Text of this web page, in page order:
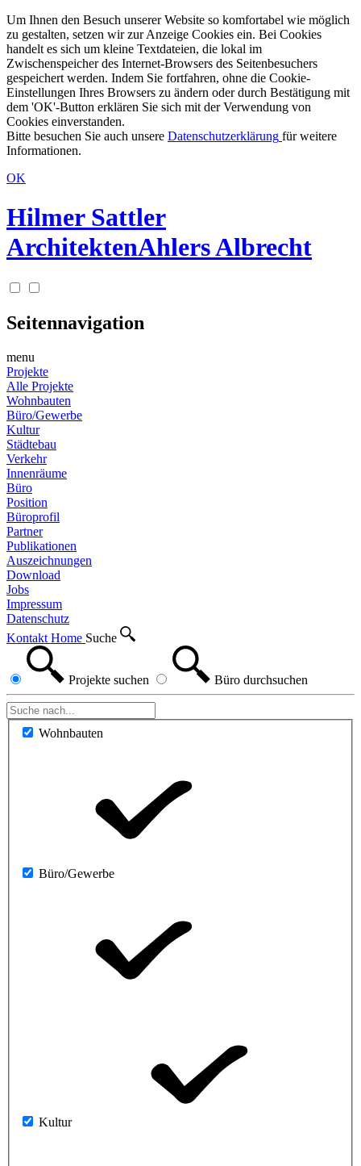
Um Ihnen den Besuch unserer Website so komfortabel wie möglich
zu gestalten, setzen wir zur Anzeige Cookies ein. Bei Cookies
handelt es sich um kleine Textdateien, die lokal im
Zwischenspeicher des Internet-Browsers des Seitenbesuchers
gespeichert werden. Indem Sie fortfahren, ohne die Cookie-
Einstellungen Ihres Browsers zu ändern oder durch Bestätigung mit
dem 'OK'-Button erklären Sie sich mit der Verwendung von
Cookies einverstanden.
Bitte besuchen Sie auch unsere Datenschutzerklärung für weitere
Informationen.
OK
Hilmer Sattler
ArchitektenAhlers Albrecht
Seitennavigation
menu
Projekte
Alle Projekte
Wohnbauten
Büro/Gewerbe
Kultur
Städtebau
Verkehr
Innenräume
Büro
Position
Büroprofil
Partner
Publikationen
Auszeichnungen
Download
Jobs
Impressum
Datenschutz
Kontakt Home Suche
Projekte suchen Büro durchsuchen
Wohnbauten
Büro/Gewerbe
Kultur